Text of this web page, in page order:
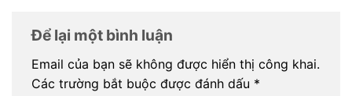
Để lại một bình luận
Email của bạn sẽ không được hiển thị công khai.
Các trường bắt buộc được đánh dấu *